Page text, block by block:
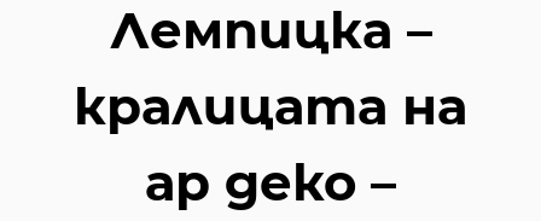
Лемпицка –
кралицата на
ар деко –